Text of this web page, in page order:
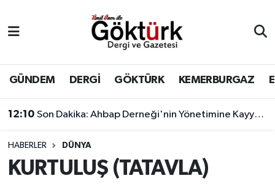
GÜNDEM DERGİ GÖKTÜRK KEMERBURGAZ
12:10 Son Dakika: Ahbap Derneği'nin Yönetimine Kayyum Atandı
HABERLER DÜNYA
KURTULUŞ (TATAVLA)
BİLİM
DERGİ
DÜNYA
EĞİTİM
Eyüpsultan Hava Durumu
Eyüpsultan Trafik Yoğunluk Haritası
Süper Lig Puan Durumu ve Fikstür
Tüm Manşetler
Son Dakika Haberleri